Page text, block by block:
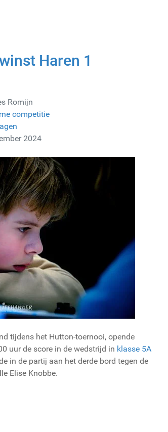
Haren 1
Romijn
competitie
2024
tijdens het Hutton-toernooi, opende
uur de score in de wedstrijd in klasse 5A
in de partij aan het derde bord tegen de
Elise Knobbe.